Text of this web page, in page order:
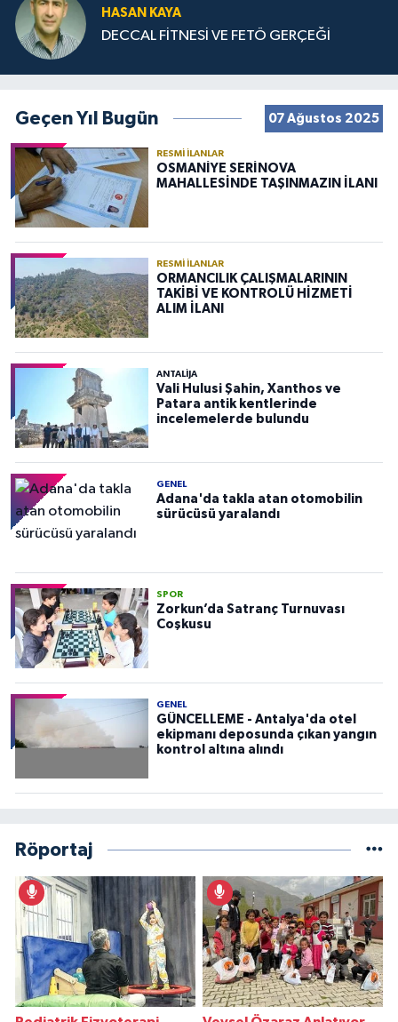
HASAN KAYA
DECCAL FİTNESİ VE FETÖ GERÇEĞİ
Geçen Yıl Bugün 07 Ağustos 2025
RESMI İLANLAR
OSMANİYE SERİNOVA
MAHALLESİNDE TAŞINMAZIN İLANI
RESMI İLANLAR
ORMANCILIK ÇALIŞMALARININ
TAKİBİ VE KONTROLÜ HİZMETİ
ALIM İLANI
ANTALIJA
Vali Hulusi Şahin, Xanthos ve
Patara antik kentlerinde
incelemelerde bulundu
GENEL
Adana'da takla atan otomobilin
sürücüsü yaralandı
SPOR
Zorkun’da Satranç Turnuvası
Coşkusu
GENEL
GÜNCELLEME - Antalya'da otel
ekipmanı deposunda çıkan yangın
kontrol altına alındı
Röportaj